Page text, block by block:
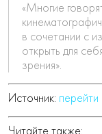
«Многие
в сочетании с
открыть для
зрения».
Источник: перейти
Читайте также: